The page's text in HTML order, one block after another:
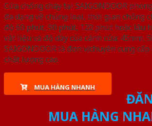
Cửa chống cháy tại SAIGONDOOR
đa dạng về chủng loại, thời gian chống
độ 60 phút, 90 phút, 120 phút hoặc lâu
vật liệu và độ dày của cánh cửa: 45mm,
SAIGONDOOR là đơn vị chuyên cung
chất lượng cao.
MUA HÀNG NHANH
MUA HÀNG